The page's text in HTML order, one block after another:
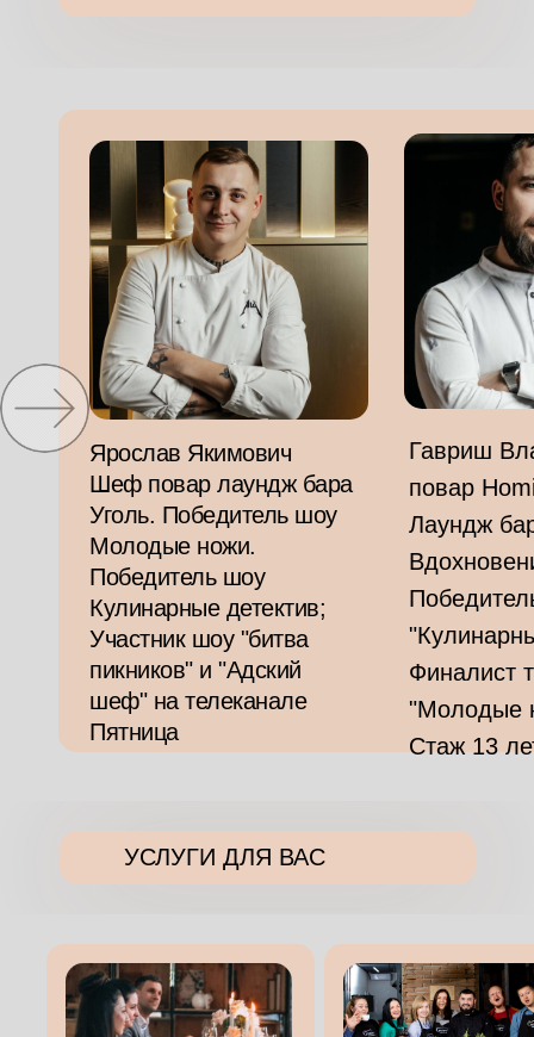
Ярослав Якимович
Шеф повар лаундж бара
Уголь. Победитель шоу
Молодые ножи.
Победитель шоу
Кулинарные детектив;
Участник шоу "битва
пикников" и "Адский
шеф" на телеканале
Пятница
Гавриш
повар
Лаундж
Финалист
"Молодые
Стаж 13
УСЛУГИ ДЛЯ ВАС